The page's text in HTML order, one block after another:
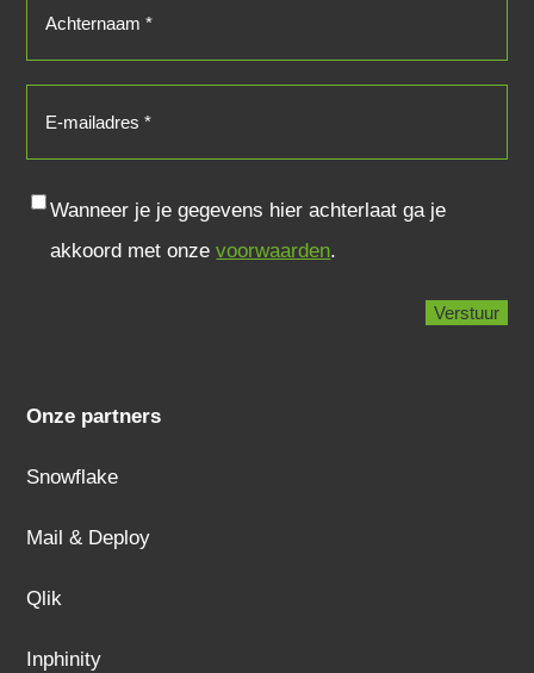
Consent
Wanneer je je gegevens hier achterlaat ga je
akkoord met onzevoorwaarden.
Onze partners
Snowflake
Mail & Deploy
Qlik
Inphinity